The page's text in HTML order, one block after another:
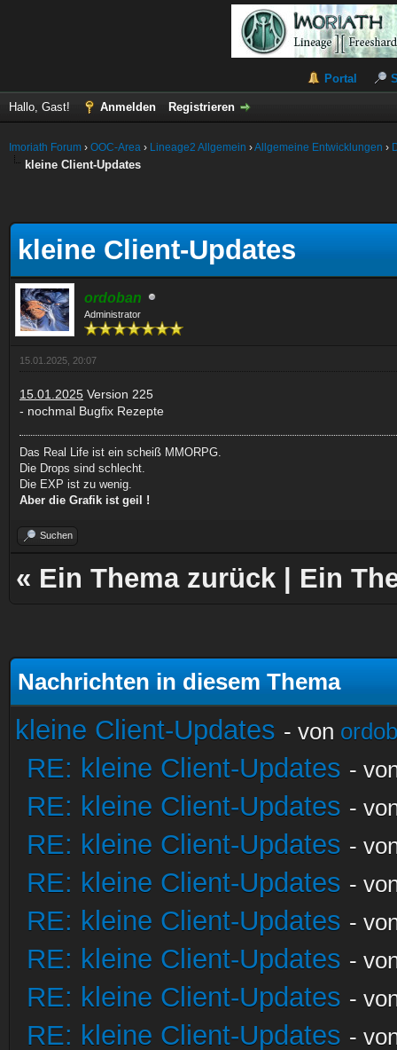
Portal
Hallo, Gast! Anmelden Registrieren
Imoriath Forum › OOC-Area › Lineage2 Allgemein ›Allgemeine Entwicklungen ›
kleine Client-Updates
kleine Client-Updates
ordoban
Administrator
15.01.2025, 20:07
15.01.2025 Version 225
- nochmal Bugfix Rezepte
Das Real Life ist ein scheiß MMORPG.
Die Drops sind schlecht.
Die EXP ist zu wenig.
Aber die Grafik ist geil !
Suchen
« Ein Thema zurück Ein
Nachrichten in diesem Thema
kleine Client-Updates - von
RE: kleine Client-Updates -
RE: kleine Client-Updates -
RE: kleine Client-Updates -
RE: kleine Client-Updates -
RE: kleine Client-Updates -
RE: kleine Client-Updates -
RE: kleine Client-Updates -
RE: kleine Client-Updates -